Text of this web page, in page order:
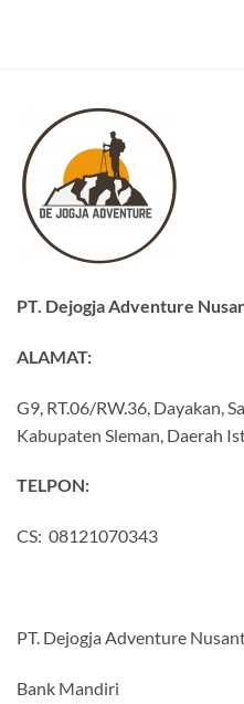
PT. Dejogja Adventure
ALAMAT:
G9, RT.06/RW.36, Dayakan,
Kabupaten Sleman, Daerah
TELPON:
CS: 08121070343
PT. Dejogja Adventure
Bank Mandiri